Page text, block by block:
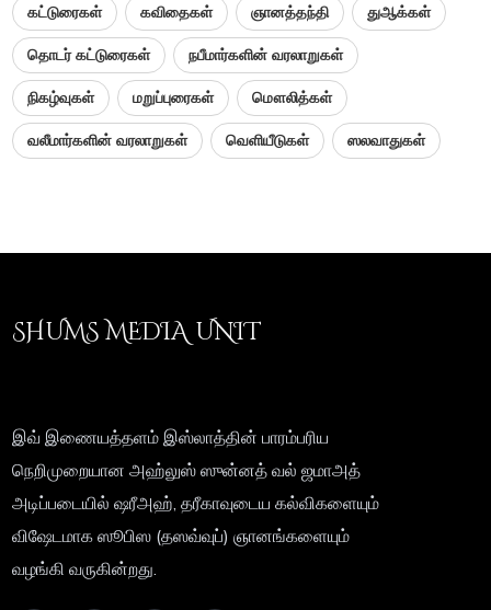
கட்டுரைகள் கவிதைகள் ஞானத்தந்தி துஆக்கள்
தொடர் கட்டுரைகள் நபீமார்களின் வரலாறுகள்
நிகழ்வுகள் மறுப்புரைகள் மௌலித்கள்
வலீமார்களின் வரலாறுகள் வெளியீடுகள் ஸலவாதுகள்
SHUMS MEDIA UNIT
இவ் இணையத்தளம் இஸ்லாத்தின் பாரம்பரிய
நெறிமுறையான அஹ்லுஸ் ஸுன்னத் வல் ஜமாஅத்
அடிப்படையில் ஷரீஅஹ், தரீகாவுடைய கல்விகளையும்
விஷேடமாக ஸூபிஸ (தஸவ்வுப்) ஞானங்களையும்
வழங்கி வருகின்றது.